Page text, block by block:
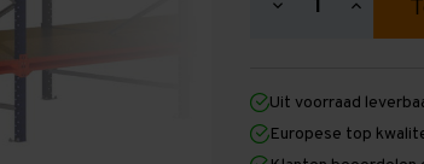
Hoeveelheid
2.000
mm
x
14.100
2.000
mm
x
14.100
Uit voorraad
Europese top